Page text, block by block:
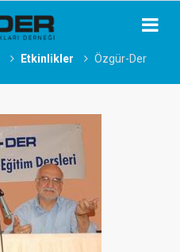
Etkinlikler
Özgür-Der